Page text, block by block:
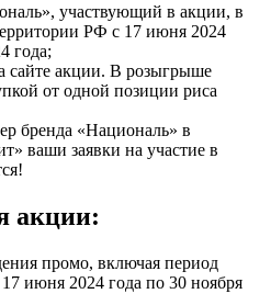
участвующий в акции, в
РФ c 17 июня 2024
года;
сайте акции. В розыгрыше
от одной позиции риса
бренда «Националь» в
ваши заявки на участие в
акции:
промо, включая период
июня 2024 года по 30 ноября